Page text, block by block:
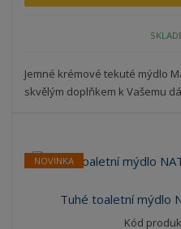
Jemné krémové tekuté mýdlo
skvělým doplňkem k Vašemu
NOVINKA
Tuhé toaletní mýdlo
Kód